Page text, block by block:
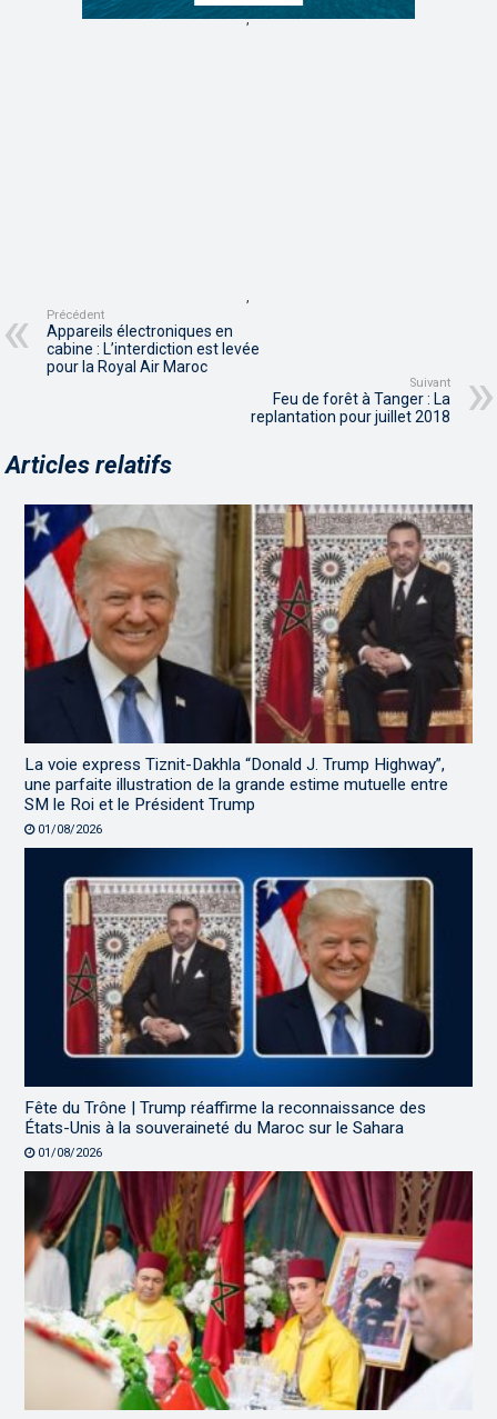
,
,
Précédent
Appareils électroniques en
cabine : L’interdiction est levée
pour la Royal Air Maroc
Suivant
Feu de forêt à Tanger : La
replantation pour juillet 2018
Articles relatifs
La voie express Tiznit-Dakhla “Donald J. Trump Highway”,
une parfaite illustration de la grande estime mutuelle entre
SM le Roi et le Président Trump
01/08/2026
Fête du Trône | Trump réaffirme la reconnaissance des
États-Unis à la souveraineté du Maroc sur le Sahara
01/08/2026